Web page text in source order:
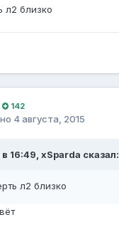
л2 близко
142
4 августа, 2015
16:49, xSparda сказал:
л2 близко